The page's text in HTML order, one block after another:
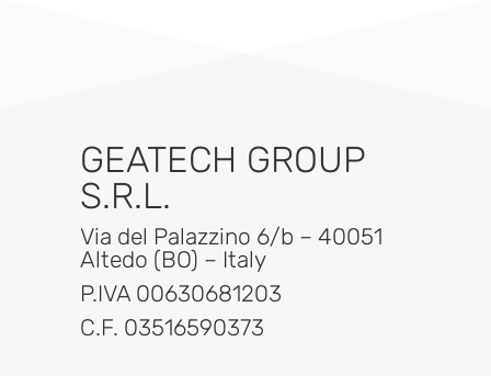
GEATECH GROUP
S.R.L.
Via del Palazzino 6/b – 40051
Altedo (BO) – Italy
P.IVA 00630681203
C.F. 03516590373